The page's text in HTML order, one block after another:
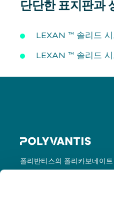
단단한 표지판과
LEXAN ™ 솔리드
LEXAN ™ 솔리드
폴리반티스의 폴리카보네이